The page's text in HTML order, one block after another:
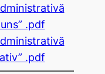
.pdf
.pdf